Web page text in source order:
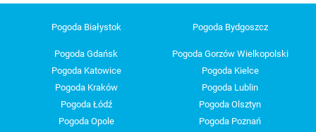
Pogoda Białystok Pogoda Bydgoszcz
Pogoda Gdańsk
Pogoda Gorzów Wielkopolski
Pogoda Katowice
Pogoda Kielce
Pogoda Kraków
Pogoda Lublin
Pogoda Łódź
Pogoda Olsztyn
Pogoda Opole
Pogoda Poznań